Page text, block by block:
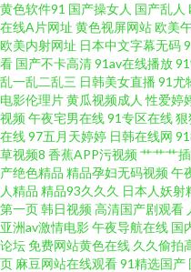
卡三卡4卡免费乱码 午夜福利在线
播放视频 国语电影 亚洲一区综合
视频 国产00高中生在 一边摸一边
黑丝三级A片 岛国电影精品在线
精品 天天干AB片 欧美成人集中 成
视频线精品视频 五月丁香色图 东
黄色软件91 国产操女人 国产乱人
在线A片网址 黄色视屏网站欧美
欧美内射网址 日本中文字幕无码
看 国产不卡高清91av在线播放
乱一乱二乱三 日韩美女直播 91尤
电影伦理片黄瓜视频成人 性爱婷
视频午夜宅男在线91专区在线狠
在线97五月天婷婷 日韩在线网
草视频8 香蕉APP污视频艹艹艹
产绝色精品 精品孕妇无码视频午
人精品 精品93久久久 日本人妖射
第一页韩日视频高清国产剧观看
亚洲av激情电影午夜导航在线 国
论坛免费网站黄色在线 久久偷拍
页 麻豆网站在线观看91精选国产